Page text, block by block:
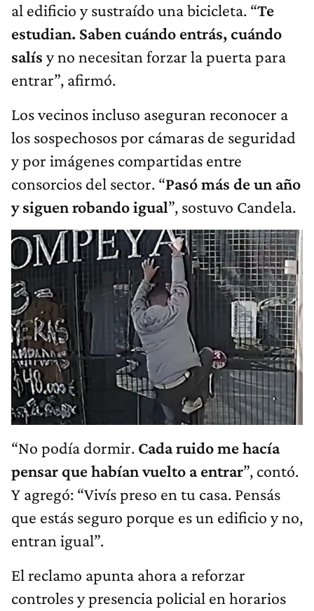
al edificio y sustraído una bicicleta. “Te
estudian. Saben cuándo entrás, cuándo
salís y no necesitan forzar la puerta para
entrar”, afirmó.
Los vecinos incluso aseguran reconocer a
los sospechosos por cámaras de seguridad
y por imágenes compartidas entre
consorcios del sector. “Pasó más de un año
y siguen robando igual”, sostuvo Candela.
“No podía dormir. Cada ruido me hacía
pensar que habían vuelto a entrar”, contó.
Y agregó: “Vivís preso en tu casa. Pensás
que estás seguro porque es un edificio y no,
entran igual”.
El reclamo apunta ahora a reforzar
controles y presencia policial en horarios